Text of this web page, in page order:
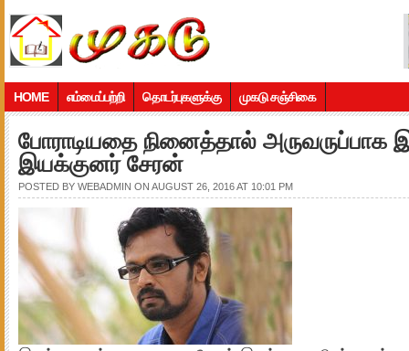
HOME எம்மைப்பற்றி தொடர்புகளுக்கு முகடு சஞ்சிகை
போராடியதை நினைத்தால் அருவருப்பாக
இயக்குனர் சேரன்
POSTED BY WEBADMIN ON AUGUST 26, 2016 AT 10:01 PM